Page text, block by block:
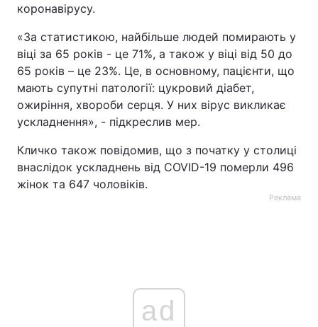
коронавірусу.
«За статистикою, найбільше людей помирають у
віці за 65 років - це 71%, а також у віці від 50 до
65 років – це 23%. Це, в основному, пацієнти, що
мають супутні патології: цукровий діабет,
ожиріння, хвороби серця. У них вірус викликає
ускладнення», - підкреслив мер.
Кличко також повідомив, що з початку у столиці
внаслідок ускладнень від COVID-19 померли 496
жінок та 647 чоловіків.
Реклама
ad